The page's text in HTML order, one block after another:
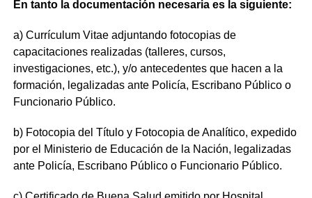
En tanto la documentación necesaria es la siguiente:
a) Currículum Vitae adjuntando fotocopias de
capacitaciones realizadas (talleres, cursos,
investigaciones, etc.), y/o antecedentes que hacen a la
formación, legalizadas ante Policía, Escribano Público o
Funcionario Público.
b) Fotocopia del Título y Fotocopia de Analítico, expedido
por el Ministerio de Educación de la Nación, legalizadas
ante Policía, Escribano Público o Funcionario Público.